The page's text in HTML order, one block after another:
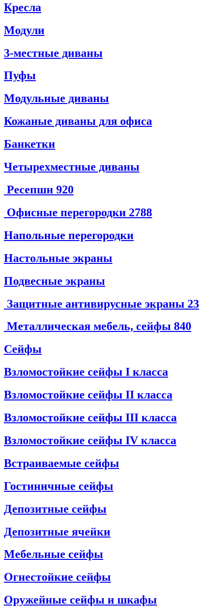
Кресла
Модули
3-местные диваны
Пуфы
Модульные диваны
Кожаные диваны для офиса
Банкетки
Четырехместные диваны
Ресепшн 920
Офисные перегородки 2788
Напольные перегородки
Настольные экраны
Подвесные экраны
Защитные антивирусные экраны 23
Металлическая мебель, сейфы 840
Сейфы
Взломостойкие сейфы I класса
Взломостойкие сейфы II класса
Взломостойкие сейфы III класса
Взломостойкие сейфы IV класса
Встраиваемые сейфы
Гостиничные сейфы
Депозитные сейфы
Депозитные ячейки
Мебельные сейфы
Огнестойкие сейфы
Оружейные сейфы и шкафы